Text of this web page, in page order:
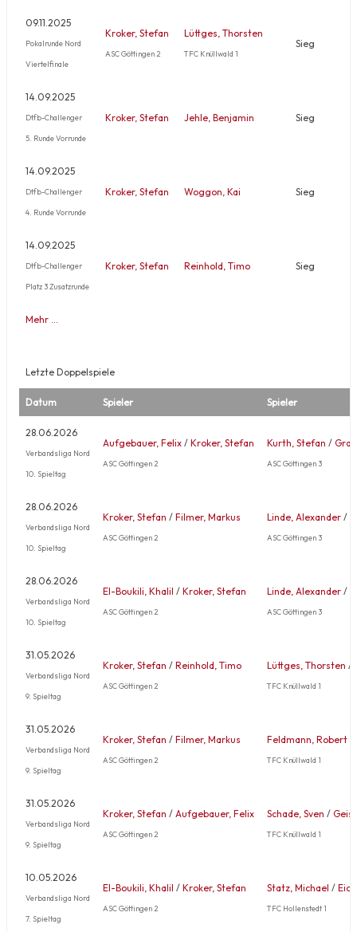
09.11.2025
Pokalrunde Nord
Viertelfinale
Kroker, Stefan
ASC Göttingen 2
Lüttges, Thorsten
TFC Knüllwald 1
Sieg
14.09.2025
Dtfb-Challenger
5. Runde Vorrunde
Kroker, Stefan Jehle, Benjamin Sieg
14.09.2025
Dtfb-Challenger
4. Runde Vorrunde
Kroker, Stefan Woggon, Kai Sieg
14.09.2025
Dtfb-Challenger
Platz 3 Zusatzrunde
Kroker, Stefan Reinhold, Timo Sieg
Mehr …
Letzte Doppelspiele
Datum Spieler Spieler
28.06.2026
Verbandsliga Nord
10. Spieltag
Aufgebauer, Felix / Kroker, Stefan
ASC Göttingen 2
Kurth, Stefan /
ASC Göttingen 3
28.06.2026
Verbandsliga Nord
10. Spieltag
Kroker, Stefan / Filmer, Markus
ASC Göttingen 2
Linde, Alexander /
ASC Göttingen 3
28.06.2026
Verbandsliga Nord
10. Spieltag
El-Boukili, Khalil / Kroker, Stefan
ASC Göttingen 2
Linde, Alexander /
ASC Göttingen 3
31.05.2026
Verbandsliga Nord
9. Spieltag
Kroker, Stefan / Reinhold, Timo
ASC Göttingen 2
Lüttges, Thorsten /
TFC Knüllwald 1
31.05.2026
Verbandsliga Nord
9. Spieltag
Kroker, Stefan / Filmer, Markus
ASC Göttingen 2
Feldmann, Robert
TFC Knüllwald 1
31.05.2026
Verbandsliga Nord
9. Spieltag
Kroker, Stefan / Aufgebauer, Felix
ASC Göttingen 2
Schade, Sven /
TFC Knüllwald 1
10.05.2026
Verbandsliga Nord
7. Spieltag
El-Boukili, Khalil / Kroker, Stefan
ASC Göttingen 2
Statz, Michael /
TFC Hollenstedt 1